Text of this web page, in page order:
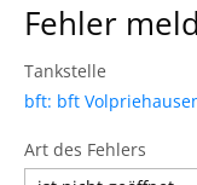
Fehler
Tankstelle
bft: bft
Art des Fehlers